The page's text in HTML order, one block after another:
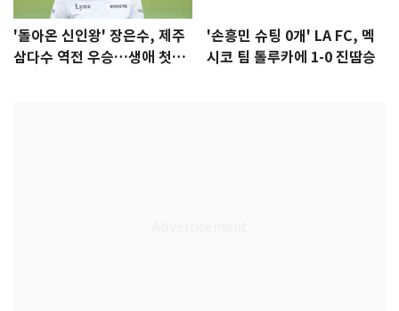
'돌아온 신인왕' 장은수, 제주
삼다수 역전 우승…생애 첫승
'손흥민 슈팅 0개' LA FC, 멕
시코 팀 톨루카에 1-0 진땀승